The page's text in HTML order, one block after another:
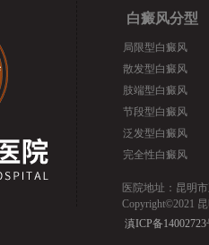
白癜风分型
局限型白癜风
散发型白癜风
肢端型白癜风
节段型白癜风
泛发型白癜风
完全性白癜风
医院地址：昆明
Copyright©2021
滇ICP备14002723